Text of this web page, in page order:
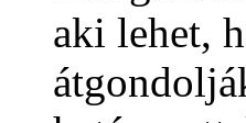
aki lehet,